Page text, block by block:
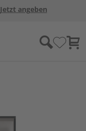
Jetzt angeben